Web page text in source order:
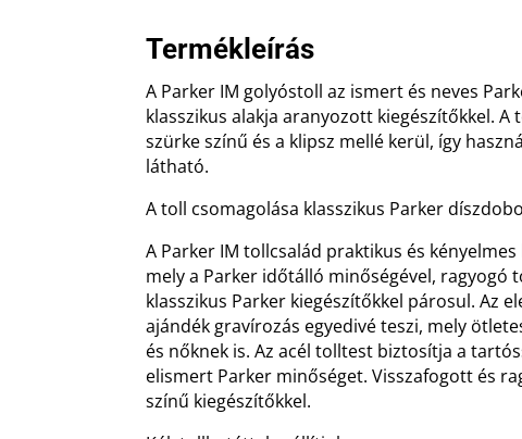
Termékleírás
A Parker IM golyóstoll az ismert és neves
klasszikus alakja aranyozott kiegészítőkkel. A
szürke színű és a klipsz mellé kerül, így
látható.
A toll csomagolása klasszikus Parker
A Parker IM tollcsalád praktikus és
mely a Parker időtálló minőségével, ragyogó
klasszikus Parker kiegészítőkkel párosul. Az
ajándék gravírozás egyedivé teszi, mely
és nőknek is. Az acél tolltest biztosítja a
elismert Parker minőséget. Visszafogott és
színű kiegészítőkkel.